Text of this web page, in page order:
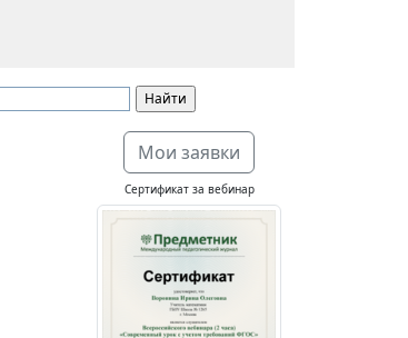
Мои заявки
Сертификат за вебинар